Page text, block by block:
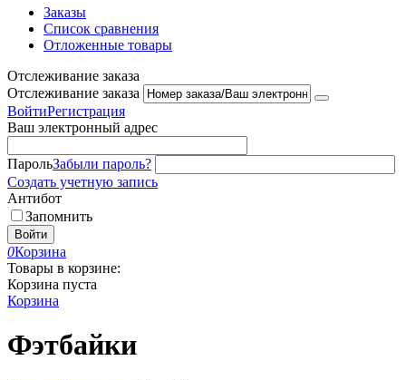
Заказы
Список сравнения
Отложенные товары
Отслеживание заказа
Отслеживание заказа
ВойтиРегистрация
Ваш электронный адрес
ПарольЗабыли пароль?
Создать учетную запись
Антибот
Запомнить
Войти
0Корзина
Товары в корзине:
Корзина пуста
Корзина
Фэтбайки